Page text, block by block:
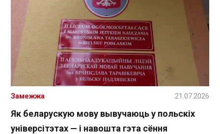
Як беларускую мову вывучаюць у польскіх
універсітэтах — і навошта гэта сёння
Замежжа 21.07.2026